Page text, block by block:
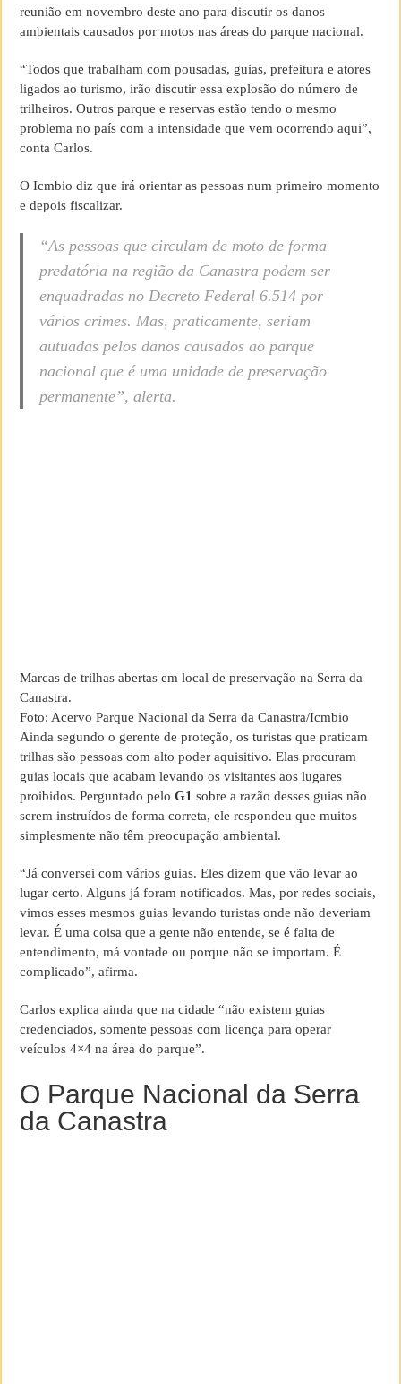
reunião em novembro deste ano para discutir os danos
ambientais causados por motos nas áreas do parque nacional.
“Todos que trabalham com pousadas, guias, prefeitura e atores
ligados ao turismo, irão discutir essa explosão do número de
trilheiros. Outros parque e reservas estão tendo o mesmo
problema no país com a intensidade que vem ocorrendo aqui”,
conta Carlos.
O Icmbio diz que irá orientar as pessoas num primeiro momento
e depois fiscalizar.
“As pessoas que circulam de moto de forma
predatória na região da Canastra podem ser
enquadradas no Decreto Federal 6.514 por
vários crimes. Mas, praticamente, seriam
autuadas pelos danos causados ao parque
nacional que é uma unidade de preservação
permanente”, alerta.
Marcas de trilhas abertas em local de preservação na Serra da
Canastra.
Foto: Acervo Parque Nacional da Serra da Canastra/Icmbio
Ainda segundo o gerente de proteção, os turistas que praticam
trilhas são pessoas com alto poder aquisitivo. Elas procuram
guias locais que acabam levando os visitantes aos lugares
proibidos. Perguntado peloG1 sobre a razão desses guias não
serem instruídos de forma correta, ele respondeu que muitos
simplesmente não têm preocupação ambiental.
“Já conversei com vários guias. Eles dizem que vão levar ao
lugar certo. Alguns já foram notificados. Mas, por redes sociais,
vimos esses mesmos guias levando turistas onde não deveriam
levar. É uma coisa que a gente não entende, se é falta de
entendimento, má vontade ou porque não se importam. É
complicado”, afirma.
Carlos explica ainda que na cidade “não existem guias
credenciados, somente pessoas com licença para operar
veículos 4×4 na área do parque”.
O Parque Nacional da Serra
da Canastra